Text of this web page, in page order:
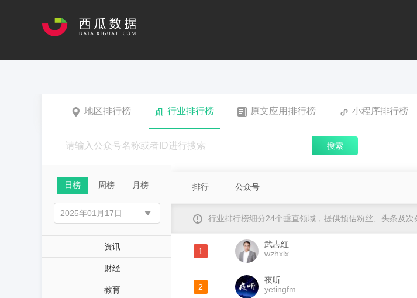
地区排行榜 行业排行榜 原文应用排行榜 小程序排行榜
搜索
日榜 周榜 月榜
资讯
财经
教育
排行 公众号
行业排行榜细分24个垂直领域，提供预估粉丝、头条及
1
武志红
wzhxlx
2
夜听
yetingfm